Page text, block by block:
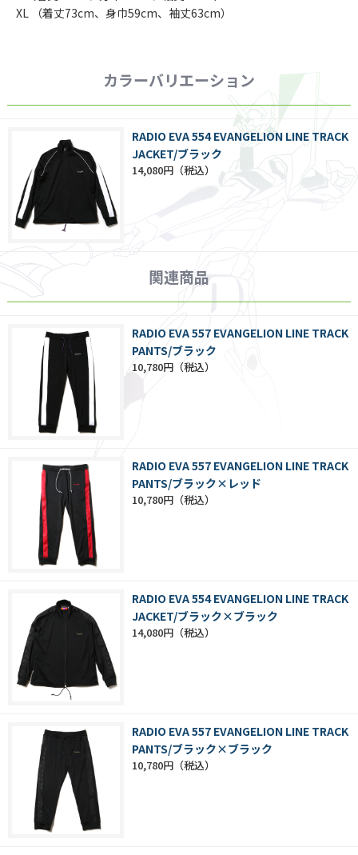
XL （着丈73cm、身巾59cm、袖丈63cm）
カラーバリエーション
RADIO EVA 554 EVANGELION LINE TRACK
JACKET/ブラック
14,080円
関連商品
RADIO EVA 557 EVANGELION LINE TRACK
PANTS/ブラック
10,780円
RADIO EVA 557 EVANGELION LINE TRACK
PANTS/ブラック×レッド
10,780円
RADIO EVA 554 EVANGELION LINE TRACK
JACKET/ブラック×ブラック
14,080円
RADIO EVA 557 EVANGELION LINE TRACK
PANTS/ブラック×ブラック
10,780円